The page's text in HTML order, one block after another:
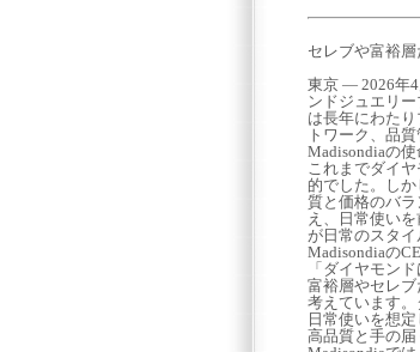
セレブや富裕
東京 ― 2026年
ンドジュエリ
は長年にわた
トワーク、品
Madisondiaの使
これまでダイ
的でした。し
質と価格のバ
え、日常使い
が日常のスタ
Madisondiaの
「ダイヤモン
富裕層やセレ
考えています
日常使いを想
高品質と手の